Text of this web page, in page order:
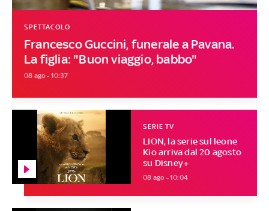
Francesco Guccini, funerale a Pavana.
La figlia: "Buon viaggio, babbo"
SPETTACOLO
08 ago - 10:37
LION, la serie sul leone
Kio arriva dal 20 agosto
su Disney+
SERIE TV
08 ago - 10:04